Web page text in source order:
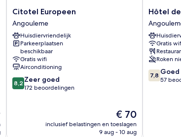
Citotel
Europeen
Angouleme
Citotel Europeen
Angouleme
Huisdiervriendelijk
Parkeerplaatsen
beschikbaar
Gratis wifi
Airconditioning
8.2
van
8,2 Zeer goed
172 beoordelingen
De
prijs
is
€ 70
inclusief belastingen en toeslagen
9 aug - 10 aug
Hôtel
des
Pyrénées
Hôtel
Gratis
Roken
7.8
van
7,8 Goed
57